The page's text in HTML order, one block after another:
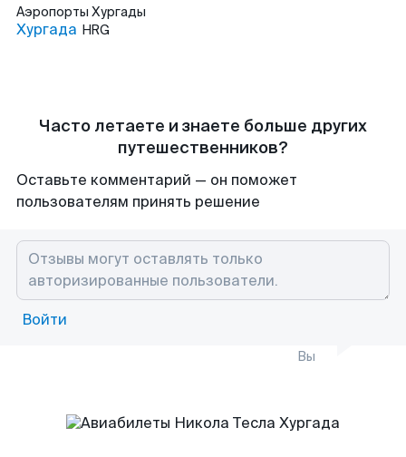
Аэропорты Хургады
Хургада HRG
Часто летаете и знаете больше других
путешественников?
Оставьте комментарий — он поможет
пользователям принять решение
Войти
Вы